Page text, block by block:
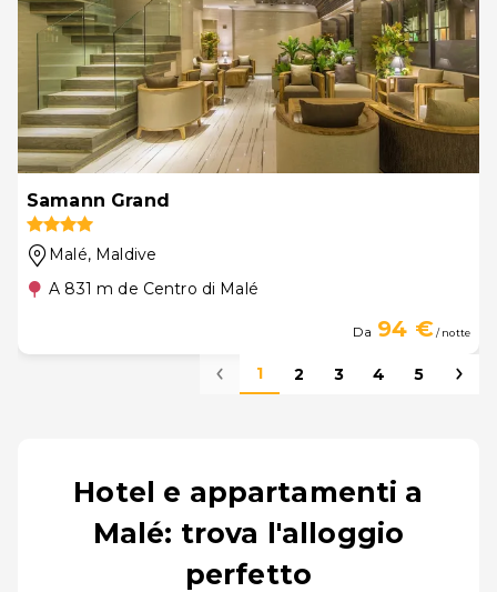
Samann Grand
Malé, Maldive
A 831 m de Centro di Malé
Da 94 €/ notte
1 2 3 4 5
Hotel e appartamenti a
Malé: trova l'alloggio
perfetto